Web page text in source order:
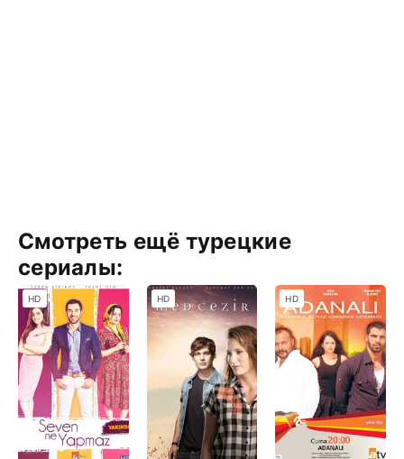
Смотреть ещё турецкие
сериалы:
HD HD HD